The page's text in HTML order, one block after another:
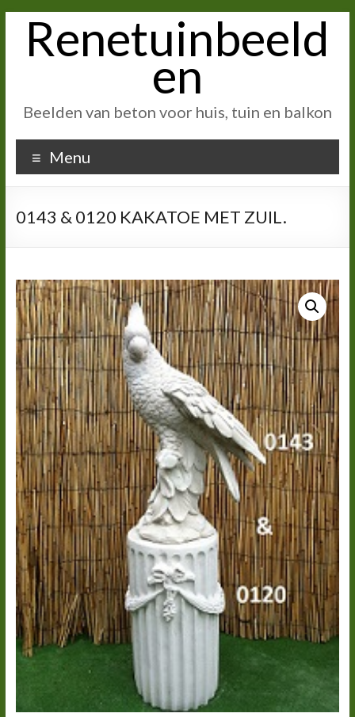
inhoudRenetuinbeeld
en
Beelden van beton voor huis, tuin en balkon
Menu
0143 & 0120 KAKATOE MET ZUIL.